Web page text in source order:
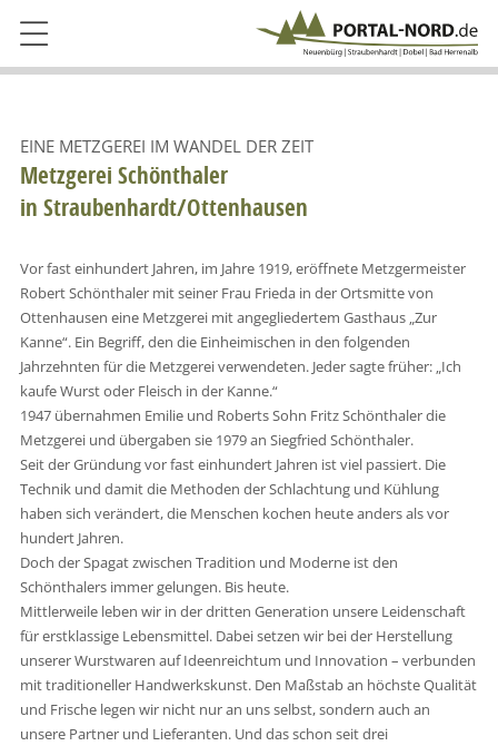
EINE METZGEREI IM WANDEL DER ZEIT
Metzgerei Schönthaler
in Straubenhardt/Ottenhausen
Vor fast einhundert Jahren, im Jahre 1919, eröffnete Metzgermeister
Robert Schönthaler mit seiner Frau Frieda in der Ortsmitte von
Ottenhausen eine Metzgerei mit angegliedertem Gasthaus „Zur
Kanne“. Ein Begriff, den die Einheimischen in den folgenden
Jahrzehnten für die Metzgerei verwendeten. Jeder sagte früher: „Ich
kaufe Wurst oder Fleisch in der Kanne.“
1947 übernahmen Emilie und Roberts Sohn Fritz Schönthaler die
Metzgerei und übergaben sie 1979 an Siegfried Schönthaler.
Seit der Gründung vor fast einhundert Jahren ist viel passiert. Die
Technik und damit die Methoden der Schlachtung und Kühlung
haben sich verändert, die Menschen kochen heute anders als vor
hundert Jahren.
Doch der Spagat zwischen Tradition und Moderne ist den
Schönthalers immer gelungen. Bis heute.
Mittlerweile leben wir in der dritten Generation unsere Leidenschaft
für erstklassige Lebensmittel. Dabei setzen wir bei der Herstellung
unserer Wurstwaren auf Ideenreichtum und Innovation – verbunden
mit traditioneller Handwerkskunst. Den Maßstab an höchste Qualität
und Frische legen wir nicht nur an uns selbst, sondern auch an
unsere Partner und Lieferanten. Und das schon seit drei